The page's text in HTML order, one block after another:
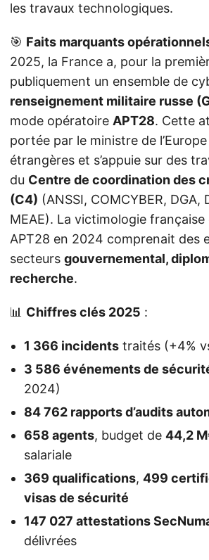
les travaux technologiques.
🎯 Faits marquants
2025, la France a, pour la
publiquement un ensemble de
renseignement militaire russe
mode opératoire APT28. Cette
portée par le ministre de
étrangères et s’appuie sur des
du Centre de coordination des
(C4) (ANSSI, COMCYBER, DGA,
MEAE). La victimologie
APT28 en 2024 comprenait des
secteurs gouvernemental,
recherche.
📊 Chiffres clés 2025 :
1 366 incidents traités (+4%
3 586 événements de
2024)
84 762 rapports d’audits
658 agents, budget de 44,2
salariale
369 qualifications, 499
visas de sécurité
147 027 attestations
délivrées